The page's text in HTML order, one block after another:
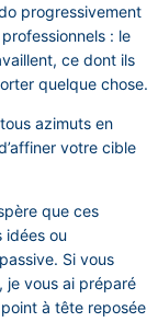
progressivement
: le
ce dont ils
quelque chose.
azimuts en
votre cible
que ces
idées ou
Si vous
je vous ai préparé
à tête reposée